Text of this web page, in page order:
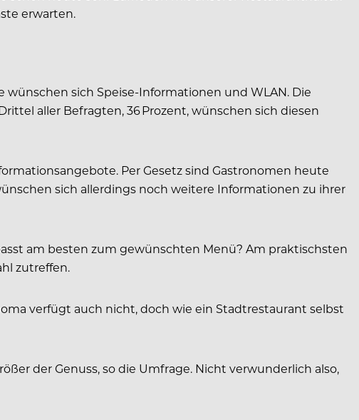
erwarten.
sich Speise-Informationen und WLAN. Die
aller Befragten, 36 Prozent, wünschen sich diesen
Per Gesetz sind Gastronomen heute
sich allerdings noch weitere Informationen zu ihrer
am besten zum gewünschten Menü? Am praktischsten
zutreffen.
verfügt auch nicht, doch wie ein Stadtrestaurant selbst
der Genuss, so die Umfrage. Nicht verwunderlich also,